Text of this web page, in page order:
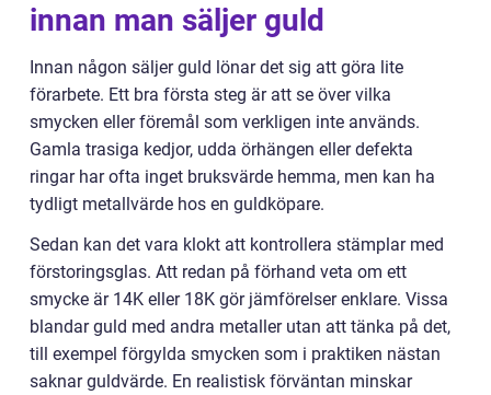
innan man säljer guld
Innan någon säljer guld lönar det sig att göra lite
förarbete. Ett bra första steg är att se över vilka
smycken eller föremål som verkligen inte används.
Gamla trasiga kedjor, udda örhängen eller defekta
ringar har ofta inget bruksvärde hemma, men kan ha
tydligt metallvärde hos en guldköpare.
Sedan kan det vara klokt att kontrollera stämplar med
förstoringsglas. Att redan på förhand veta om ett
smycke är 14K eller 18K gör jämförelser enklare. Vissa
blandar guld med andra metaller utan att tänka på det,
till exempel förgylda smycken som i praktiken nästan
saknar guldvärde. En realistisk förväntan minskar